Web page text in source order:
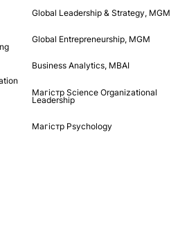
Global Leadership & Strategy, MGM
Global Entrepreneurship, MGM
Business Analytics, MBAI
Магістр Science Organizational
Leadership
Магістр Psychology